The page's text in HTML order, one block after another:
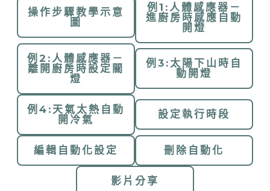
操作步驟教學示意
圖
例1:人體感應器－
進廚房時感應自動
開燈
例2:人體感應器－
離開廚房時設定關
燈
例3:太陽下山時自
動開燈
例4:天氣太熱自動
開冷氣
設定執行時段
編輯自動化設定 刪除自動化
影片分享